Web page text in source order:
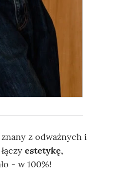
znany z odważnych i
estetykę,
- w 100%!